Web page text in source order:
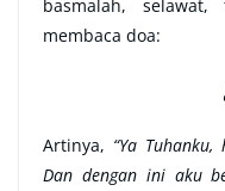
basmalah,
membaca doa:
Artinya, “Ya
Dan dengan ini aku